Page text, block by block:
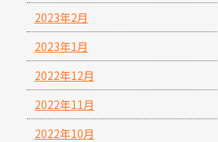
2023年2月
2023年1月
2022年12月
2022年11月
2022年10月